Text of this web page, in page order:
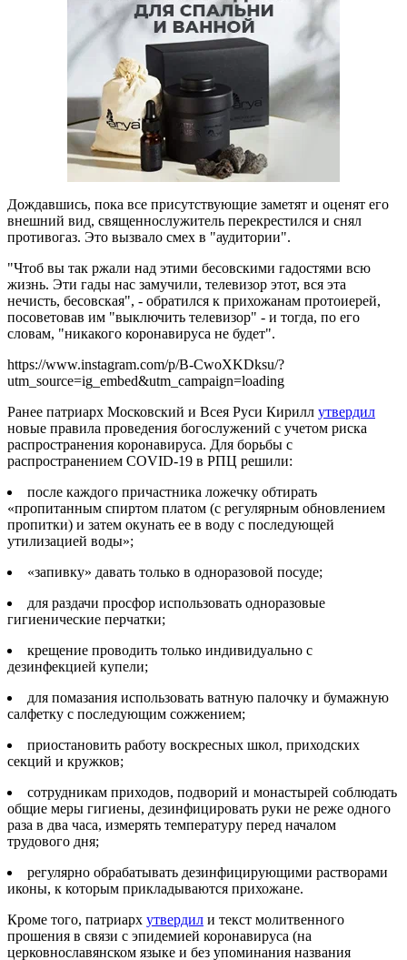
Дождавшись, пока все присутствующие заметят и оценят его
внешний вид, священнослужитель перекрестился и снял
противогаз. Это вызвало смех в "аудитории".
"Чтоб вы так ржали над этими бесовскими гадостями всю
жизнь. Эти гады нас замучили, телевизор этот, вся эта
нечисть, бесовская", - обратился к прихожанам протоиерей,
посоветовав им "выключить телевизор" - и тогда, по его
словам, "никакого коронавируса не будет".
https://www.instagram.com/p/B-CwoXKDksu/?
utm_source=ig_embed&utm_campaign=loading
Ранее патриарх Московский и Всея Руси Кирилл утвердил
новые правила проведения богослужений с учетом риска
распространения коронавируса. Для борьбы с
распространением COVID-19 в РПЦ решили:
после каждого причастника ложечку обтирать
«пропитанным спиртом платом (с регулярным обновлением
пропитки) и затем окунать ее в воду с последующей
утилизацией воды»;
«запивку» давать только в одноразовой посуде;
для раздачи просфор использовать одноразовые
гигиенические перчатки;
крещение проводить только индивидуально с
дезинфекцией купели;
для помазания использовать ватную палочку и бумажную
салфетку с последующим сожжением;
приостановить работу воскресных школ, приходских
секций и кружков;
сотрудникам приходов, подворий и монастырей соблюдать
общие меры гигиены, дезинфицировать руки не реже одного
раза в два часа, измерять температуру перед началом
трудового дня;
регулярно обрабатывать дезинфицирующими растворами
иконы, к которым прикладываются прихожане.
Кроме того, патриарх утвердил и текст молитвенного
прошения в связи с эпидемией коронавируса (на
церковнославянском языке и без упоминания названия